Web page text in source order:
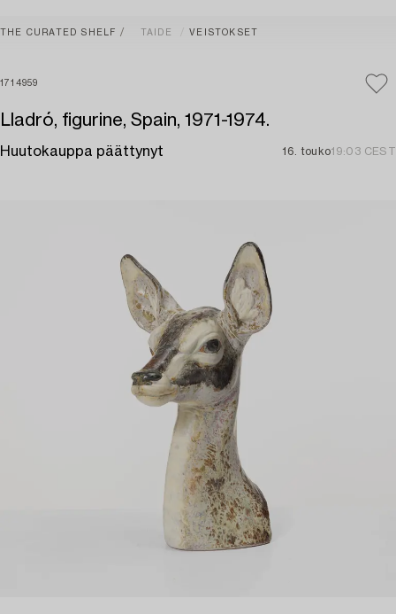
THE CURATED SHELF TAIDE VEISTOKSET
1714959
Lladró, figurine, Spain, 1971-1974.
Huutokauppa päättynyt 16. touko19:03 CEST